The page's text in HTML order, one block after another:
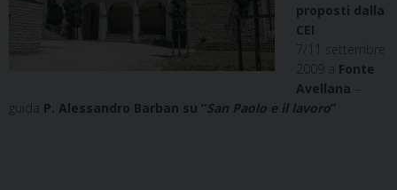
proposti dalla
CEI
7/11 settembre
2009 a Fonte
Avellana
guida P. Alessandro Barban su “San Paolo e il lavoro”